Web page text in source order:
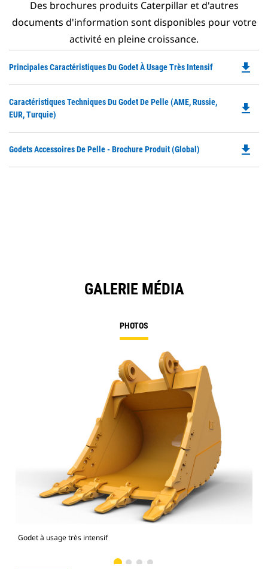
Des brochures produits Caterpillar et d'autres
documents d'information sont disponibles pour votre
activité en pleine croissance.
Principales Caractéristiques Du Godet À Usage Très Intensif file_download
Caractéristiques Techniques Du Godet De Pelle (AME, Russie,
EUR, Turquie)
file_download
Godets Accessoires De Pelle - Brochure Produit (Global) file_download
GALERIE MÉDIA
PHOTOS
Godet à usage très intensif